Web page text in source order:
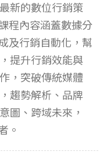
新的數位行銷策
程內容涵蓋數據分
及行銷自動化，幫
提升行銷效能與
，突破傳統媒體
趨勢解析、品牌
圖、跨域未來，
。